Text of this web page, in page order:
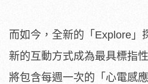
而如今，全新的「Explore」
新的互動方式成為最具標指
將包含每週一次的「心電感